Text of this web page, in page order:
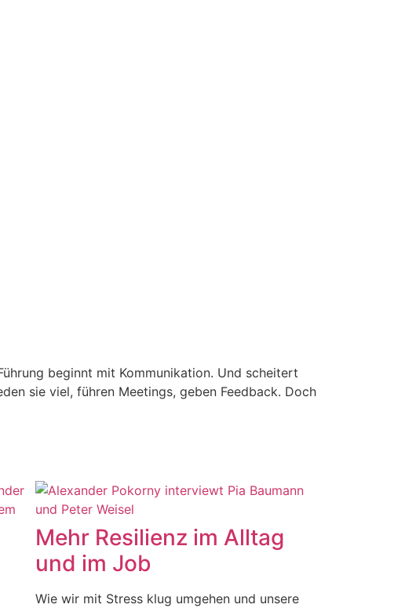
beginnt mit Kommunikation. Und scheitert
sie viel, führen Meetings, geben Feedback. Doch
Mehr Resilienz im Alltag
und im Job
Wie wir mit Stress klug umgehen und unsere